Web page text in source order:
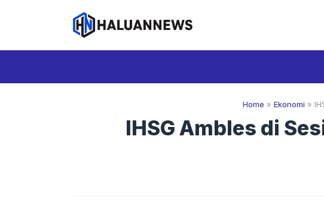
Home » Ekonomi »
IHSG Ambles di